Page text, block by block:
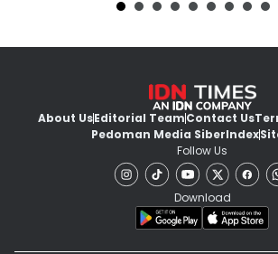
About UsEditorial TeamContact Us
Pedoman Media SiberIndex
Follow Us
Download